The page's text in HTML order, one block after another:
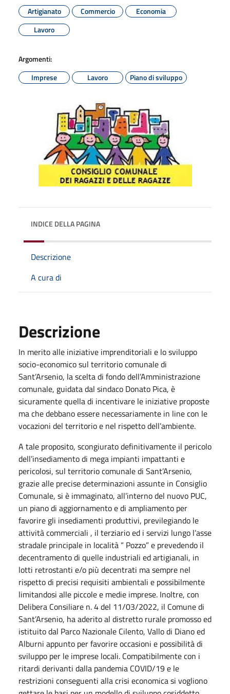
Artigianato
Commercio
Economia
Lavoro
Argomenti:
Imprese
Lavoro Piano di sviluppo
INDICE DELLA PAGINA
Descrizione
A cura di
Descrizione
In merito alle iniziative imprenditoriali e lo sviluppo
socio-economico sul territorio comunale di
Sant’Arsenio, la scelta di fondo dell’Amministrazione
comunale, guidata dal sindaco Donato Pica, è
sicuramente quella di incentivare le iniziative proposte
ma che debbano essere necessariamente in line con le
vocazioni del territorio e nel rispetto dell’ambiente.
A tale proposito, scongiurato definitivamente il pericolo
dell’insediamento di mega impianti impattanti e
pericolosi, sul territorio comunale di Sant’Arsenio,
grazie alle precise determinazioni assunte in Consiglio
Comunale, si è immaginato, all’interno del nuovo PUC,
un piano di aggiornamento e di ampliamento per
favorire gli insediamenti produttivi, previlegiando le
attività commerciali , il terziario ed i servizi lungo l’asse
stradale principale in località “ Pozzo” e prevedendo il
decentramento di quelle industriali ed artigianali, in
lotti retrostanti e/o più decentrati ma sempre nel
rispetto di precisi requisiti ambientali e possibilmente
limitandosi alle piccole e medie imprese. Inoltre, con
Delibera Consiliare n. 4 del 11/03/2022, il Comune di
Sant’Arsenio, ha aderito al distretto rurale promosso ed
istituito dal Parco Nazionale Cilento, Vallo di Diano ed
Alburni appunto per favorire occasioni e possibilità di
sviluppo per le imprese locali. Compatibilmente con i
ritardi derivanti dalla pandemia COVID/19 e le
restrizioni conseguenti alla crisi economica si vogliono